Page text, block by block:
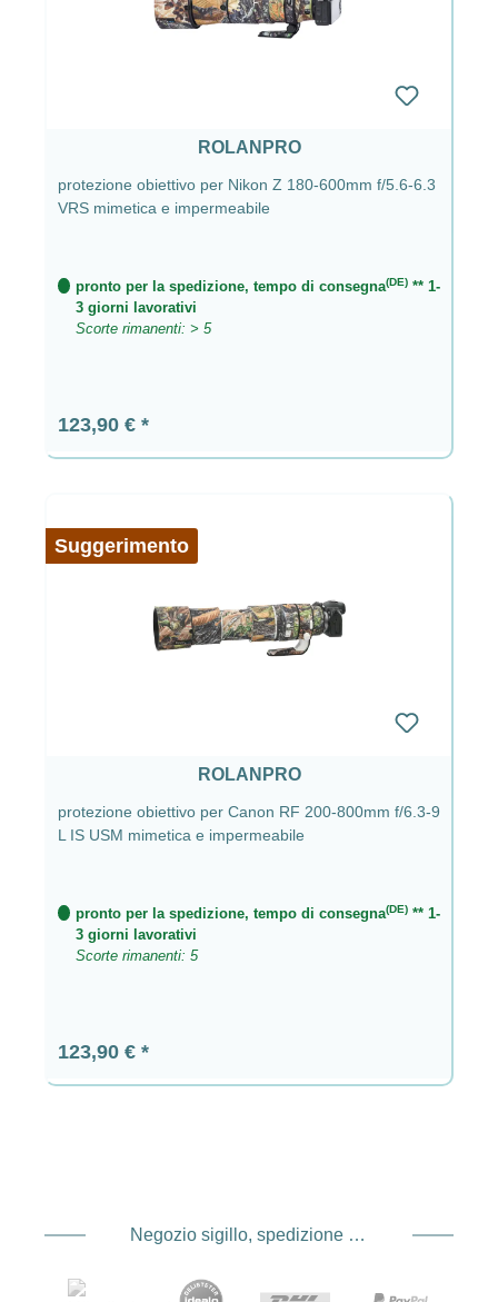
ROLANPRO
protezione obiettivo per Nikon Z 180-600mm f/5.6-6.3
VRS mimetica e impermeabile
pronto per la spedizione, tempo di consegna(DE)** 1-
3 giorni lavorativi
Scorte rimanenti: > 5
Prezzo normale:
123,90 €
Suggerimento
ROLANPRO
protezione obiettivo per Canon RF 200-800mm f/6.3-9
L IS USM mimetica e impermeabile
pronto per la spedizione, tempo di consegna(DE)** 1-
3 giorni lavorativi
Scorte rimanenti: 5
Prezzo normale:
123,90 €
Negozio sigillo, spedizione e spedizione Fornitore di servizi di pagamento